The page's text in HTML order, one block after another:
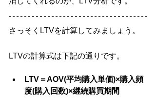
さっそくLTVを計算してみましょう。
LTVの計算式は下記の通りです。
LTV＝AOV(平均購入単価)×購入頻
度(購入回数)×継続購買期間